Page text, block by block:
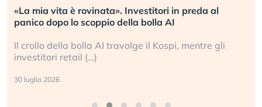
«La mia vita è rovinata». Investitori in preda al
panico dopo lo scoppio della bolla AI
Il crollo della bolla AI travolge il Kospi, mentre gli
investitori retail (…)
30 luglio 2026